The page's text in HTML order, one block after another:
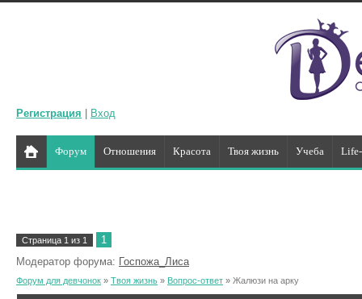
Регистрация Вход
Форум Отношения Красота Твоя жизнь Учеба
Страница 1 из 1
1
Модератор форума: Госпожа_Лиса
Форум для девчонок » Твоя жизнь » Вопрос-ответ » Жалюзи на арку